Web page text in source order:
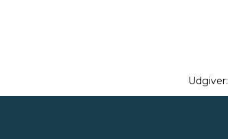
Udgiver: